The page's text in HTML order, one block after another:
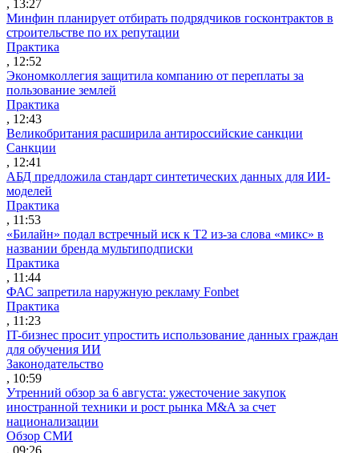
, 13:27
Минфин планирует отбирать подрядчиков госконтрактов в
строительстве по их репутации
Практика
, 12:52
Экономколлегия защитила компанию от переплаты за
пользование землей
Практика
, 12:43
Великобритания расширила антироссийские санкции
Санкции
, 12:41
АБД предложила стандарт синтетических данных для ИИ-
моделей
Практика
, 11:53
«Билайн» подал встречный иск к Т2 из-за слова «микс» в
названии бренда мультиподписки
Практика
, 11:44
ФАС запретила наружную рекламу Fonbet
Практика
, 11:23
IT-бизнес просит упростить использование данных граждан
для обучения ИИ
Законодательство
, 10:59
Утренний обзор за 6 августа: ужесточение закупок
иностранной техники и рост рынка M&A за счет
национализации
Обзор СМИ
, 09:26